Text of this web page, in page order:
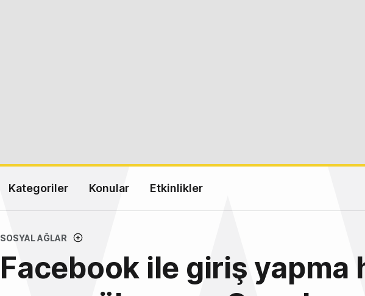
Kategoriler Konular Etkinlikler
SOSYAL AĞLAR
Facebook ile giriş yapma